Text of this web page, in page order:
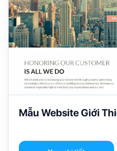
Mẫu Website Giới